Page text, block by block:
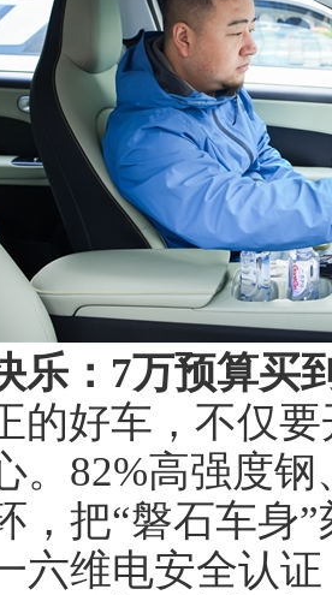
乐：7万预算买
的好车，不仅
。82%高强度
，把“磐石车身
六维电安全认